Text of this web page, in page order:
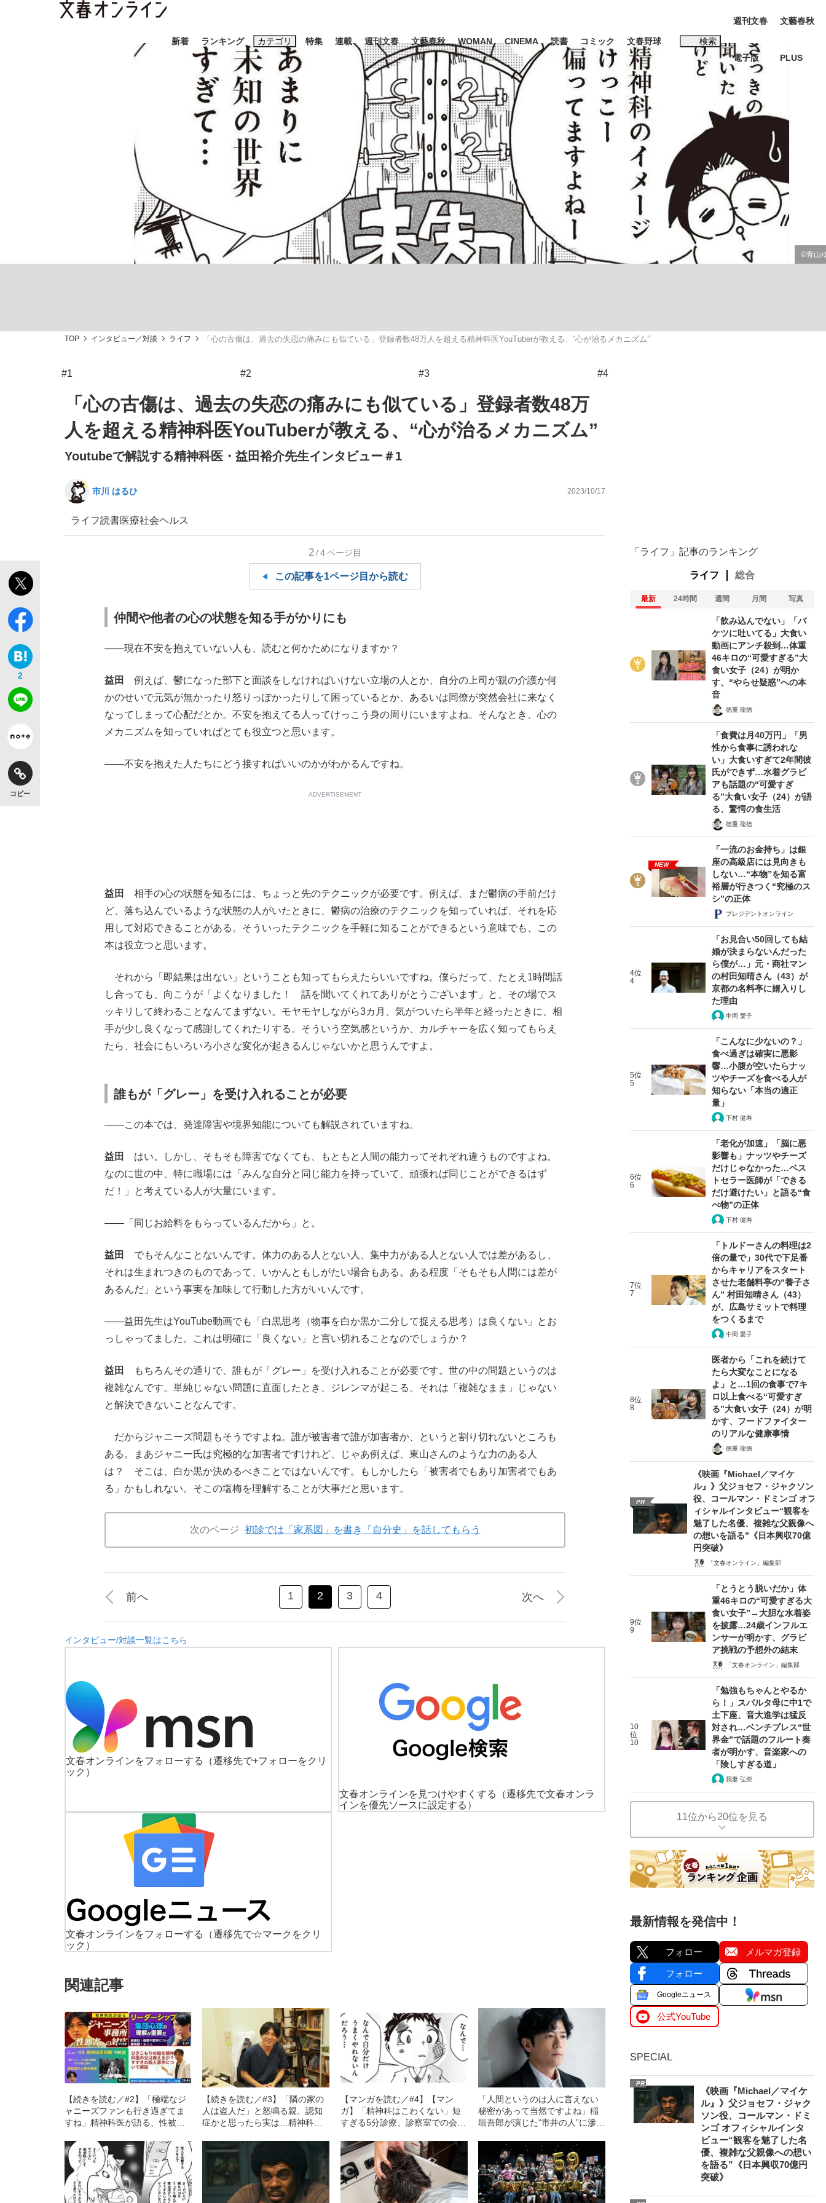
新着 ランキング カテゴリ
スクープ ニュース ビジネス インタビュー 読書
「90%は失敗する。でも…」本田圭佑が初めて明かした日本代表監督に... 「最悪の空気のまま解散」WBC日本代表“敗戦”の真実 選手が明かす...
「目標達成できなかったからと言って…」サッカー日本代表・森保一監督...
もっと見る
特集
終戦から81年
観る将棋、読む将棋
連載 週刊文春 文藝春秋 WOMAN CINEMA 読書 コミック 文春野球 検索
キーワード入力
おすすめのキーワードタグ一覧
#藤田晋 #三山凌輝 #後藤真希 #森岡毅 #城彰二 #内田有紀
#松田聖子
#玉木雄一郎
週刊文春
電子版
文藝春秋
PLUS
TOP インタビュー／対談 ライフ 「心の古傷は、過去の失恋の痛みにも似ている」登録者数48万人を超える精神科医YouTuberが教える、“心が治るメカニズム”
#1 #2 #3 #4
「心の古傷は、過去の失恋の痛みにも似ている」登録者数48万
人を超える精神科医YouTuberが教える、“心が治るメカニズム”
Youtubeで解説する精神科医・益田裕介先生インタビュー＃1
市川 はるひ 2023/10/17
ライフ読書医療社会ヘルス
2
コピー
2/4ページ目
この記事を1ページ目から読む
仲間や他者の心の状態を知る手がかりにも
――現在不安を抱えていない人も、読むと何かためになりますか？
益田
例えば、鬱になった部下と面談をしなければいけない立場の人とか、自分の上司が親の介護か何
かのせいで元気が無かったり怒りっぽかったりして困っているとか、あるいは同僚が突然会社に来なく
なってしまって心配だとか。不安を抱えてる人ってけっこう身の周りにいますよね。そんなとき、心の
メカニズムを知っていればとても役立つと思います。
――不安を抱えた人たちにどう接すればいいのかがわかるんですね。
ADVERTISEMENT
益田
相手の心の状態を知るには、ちょっと先のテクニックが必要です。例えば、まだ鬱病の手前だけ
ど、落ち込んでいるような状態の人がいたときに、鬱病の治療のテクニックを知っていれば、それを応
用して対応できることがある。そういったテクニックを手軽に知ることができるという意味でも、この
本は役立つと思います。
それから「即結果は出ない」ということも知ってもらえたらいいですね。僕らだって、たとえ1時間話
し合っても、向こうが「よくなりました！ 話を聞いてくれてありがとうございます」と、その場でス
ッキリして終わることなんてまずない。モヤモヤしながら3カ月、気がついたら半年と経ったときに、相
手が少し良くなって感謝してくれたりする。そういう空気感というか、カルチャーを広く知ってもらえ
たら、社会にもいろいろ小さな変化が起きるんじゃないかと思うんですよ。
誰もが「グレー」を受け入れることが必要
――この本では、発達障害や境界知能についても解説されていますね。
益田
はい。しかし、そもそも障害でなくても、もともと人間の能力ってそれぞれ違うものですよね。
なのに世の中、特に職場には「みんな自分と同じ能力を持っていて、頑張れば同じことができるはず
だ！」と考えている人が大量にいます。
――「同じお給料をもらっているんだから」と。
益田
でもそんなことないんです。体力のある人とない人、集中力がある人とない人では差があるし、
それは生まれつきのものであって、いかんともしがたい場合もある。ある程度「そもそも人間には差が
あるんだ」という事実を加味して行動した方がいいんです。
――益田先生はYouTube動画でも「白黒思考（物事を白か黒か二分して捉える思考）は良くない」とお
っしゃってました。これは明確に「良くない」と言い切れることなのでしょうか？
益田
もちろんその通りで、誰もが「グレー」を受け入れることが必要です。世の中の問題というのは
複雑なんです。単純じゃない問題に直面したとき、ジレンマが起こる。それは「複雑なまま」じゃない
と解決できないことなんです。
だからジャニーズ問題もそうですよね。誰が被害者で誰が加害者か、というと割り切れないところも
ある。まあジャニー氏は究極的な加害者ですけれど、じゃあ例えば、東山さんのような力のある人
は？ そこは、白か黒か決めるべきことではないんです。もしかしたら「被害者でもあり加害者でもあ
る」かもしれない。そこの塩梅を理解することが大事だと思います。
次のページ 初診では「家系図」を書き「自分史」を話してもらう
前へ 1 2 3 4 次へ
インタビュー/対談一覧はこちら
文春オンラインをフォローする
（遷移先で+フォローをクリ
ック）
文春オンラインを見つけやすくする
（遷移先で文春オンラ
インを優先ソースに設定する）
文春オンラインをフォローする
（遷移先で☆マークをクリ
ック）
関連記事
【続きを読む／#2】「極端なジ
ャニーズファンも行き過ぎてま
すね」精神科医が語る、性被害
「ジャニーズ擁護」の罪
【続きを読む／#3】「隣の家の
人は盗人だ」と怒鳴る親、認知
症かと思ったら実は…精神科医
者特有の病とは？」
【マンガを読む／#4】【マン
ガ】「精神科はこわくない」短
すぎる5分診療、診察室での会話
説する精神科のリアル
「人間というのは人に言えない
秘密があって当然ですよね」稲
垣吾郎が演じた“市井の人”に滲む
「ライフ」記事のランキング
ライフ 総合
最新 24時間 週間 月間 写真
「飲み込んでない」「バ
ケツに吐いてる」大食い
動画にアンチ殺到…体重
46キロの“可愛すぎる”大
食い女子（24）が明か
す、“やらせ疑惑”への本
音
徳重 龍徳
「食費は月40万円」「男
性から食事に誘われな
い」大食いすぎて2年間彼
氏ができず…水着グラビ
アも話題の“可愛すぎ
る”大食い女子（24）が語
る、驚愕の食生活
徳重 龍徳
NEW
「一流のお金持ち」は銀
座の高級店には見向きも
しない…“本物”を知る富
裕層が行きつく“究極のス
シ”の正体
プレジデントオンライン
4位
4
「お見合い50回しても結
婚が決まらないんだった
ら僕が…」元・商社マン
の村田知晴さん（43）が
京都の名料亭に婿入りし
た理由
中岡 愛子
5位
5
「こんなに少ないの？」
食べ過ぎは確実に悪影
響…小腹が空いたらナッ
ツやチーズを食べる人が
知らない「本当の適正
量」
下村 健寿
6位
6
「老化が加速」「脳に悪
影響も」ナッツやチーズ
だけじゃなかった…ベス
トセラー医師が「できる
だけ避けたい」と語る“食
べ物”の正体
下村 健寿
7位
7
「トルドーさんの料理は2
倍の量で」30代で下足番
からキャリアをスタート
させた老舗料亭の“養子さ
ん” 村田知晴さん（43）
が、広島サミットで料理
をつくるまで
中岡 愛子
8位
8
医者から「これを続けて
たら大変なことになる
よ」と…1回の食事で7キ
ロ以上食べる“可愛すぎ
る”大食い女子（24）が明
かす、フードファイター
のリアルな健康事情
徳重 龍徳
PR
《映画『Michael／マイケ
ル』》父ジョセフ・ジャクソン
役、コールマン・ドミンゴ オフ
ィシャルインタビュー“観客を
魅了した名優、複雑な父親像へ
の想いを語る”《日本興収70億
円突破》
「文春オンライン」編集部
9位
9
「とうとう脱いだか」体
重46キロの“可愛すぎる大
食い女子”→大胆な水着姿
を披露…24歳インフルエ
ンサーが明かす、グラビ
ア挑戦の予想外の結末
「文春オンライン」編集部
10
位
10
「勉強もちゃんとやるか
ら！」スパルタ母に中1で
土下座、音大進学は猛反
対され…ベンチプレス“世
界金”で話題のフルート奏
者が明かす、音楽家への
「険しすぎる道」
我妻 弘崇
11位から20位を見る
最新情報を発信中！
フォロー メルマガ登録
フォロー
Googleニュース
公式YouTube
SPECIAL
PR
《映画『Michael／マイケ
ル』》父ジョセフ・ジャク
ソン役、コールマン・ドミ
ンゴ オフィシャルインタ
ビュー“観客を魅了した名
優、複雑な父親像への想い
を語る”《日本興収70億円
突破》